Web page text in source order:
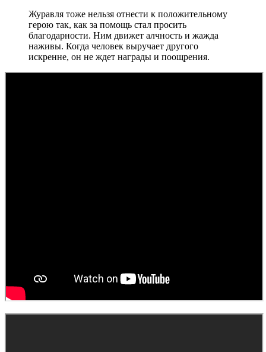
Журавля тоже нельзя отнести к положительному
герою так, как за помощь стал просить
благодарности. Ним движет алчность и жажда
наживы. Когда человек выручает другого
искренне, он не ждет награды и поощрения.